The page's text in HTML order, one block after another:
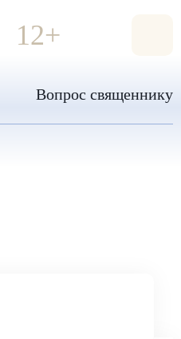
12+
Вопрос священнику